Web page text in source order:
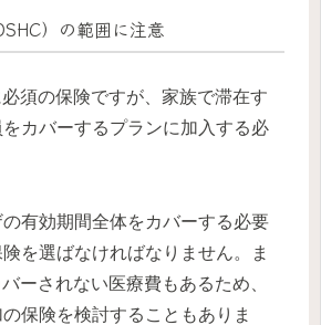
）の範囲に注意
須の保険ですが、家族で滞在す
カバーするプランに加入する必
有効期間全体をカバーする必要
を選ばなければなりません。ま
ーされない医療費もあるため、
保険を検討することもありま